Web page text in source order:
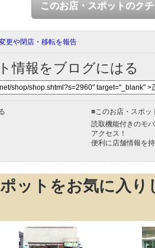
このお店・スポットのク
更や閉店・移転を報告
情報をブログにはる
■このお店・スポッ
読取機能付きのモ
アクセス！
便利に店舗情報を
ットをお気に入